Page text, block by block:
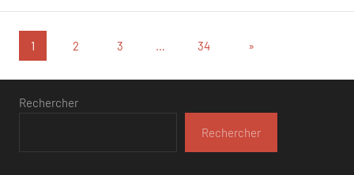
Pagination
des
publications
1 2 3 … 34
Articles
»
Rechercher
Rechercher